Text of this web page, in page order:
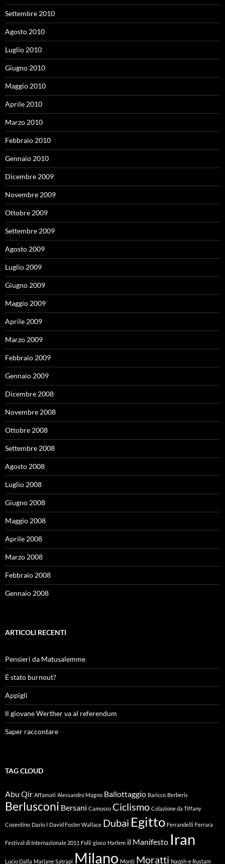
Settembre 2010
Agosto 2010
Luglio 2010
Giugno 2010
Maggio 2010
Aprile 2010
Marzo 2010
Febbraio 2010
Gennaio 2010
Dicembre 2009
Novembre 2009
Ottobre 2009
Settembre 2009
Agosto 2009
Luglio 2009
Giugno 2009
Maggio 2009
Aprile 2009
Marzo 2009
Febbraio 2009
Gennaio 2009
Dicembre 2008
Novembre 2008
Ottobre 2008
Settembre 2008
Agosto 2008
Luglio 2008
Giugno 2008
Maggio 2008
Aprile 2008
Marzo 2008
Febbraio 2008
Gennaio 2008
ARTICOLI RECENTI
Pensieri da Matusalemme
É stato burnout?
Appigli
Il giovane Werther va al referendum
Saper raccontare
TAG CLOUD
Abu Qir Affamati Alessandro Magno Ballottaggio Baricco Berberis
Berlusconi Bersani Camusso Ciclismo Colazione da Tiffany
Cosentino Dario I David Foster Wallace Dubai Egitto Ferrandelli Ferrara
Festival di Internazionale 2011 Folli gioco Harlem il Manifesto Iran
Lucio Dalla Marjane Satrapi Milano Monti Moratti Naqsh-e Rustam